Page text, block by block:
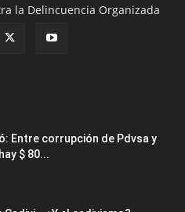
la Delincuencia Organizada
Entre corrupción de Pdvsa y
$ 80...